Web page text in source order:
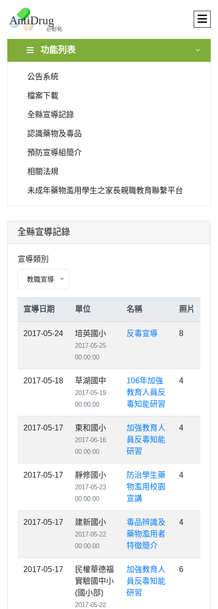
功能列表
公告系統
檔案下載
全縣宣導記錄
認識藥物及毒品
預防宣導組簡介
相關法規
未成年藥物濫用學生之家長親職教育聯繫平台
全縣宣導記錄
宣導類別
教職宣導
宣導日期 單位 名稱 照片
2017-05-24 培英國小
2017-05-25
00:00:00
反毒宣導 8
2017-05-18 草湖國中
2017-05-19
00:00:00
106年加強
教育人員反
毒知能研習
4
2017-05-17 東和國小
2017-06-16
00:00:00
加強教育人
員反毒知能
研習
4
2017-05-17 靜修國小
2017-05-23
00:00:00
防治學生藥
物濫用校園
宣講
4
2017-05-17 建新國小
2017-05-22
00:00:00
毒品辨識及
藥物濫用者
特徵簡介
4
2017-05-17
民權華德福
實驗國中小
(國小部)
2017-05-22
加強教育人
員反毒知能
研習
6